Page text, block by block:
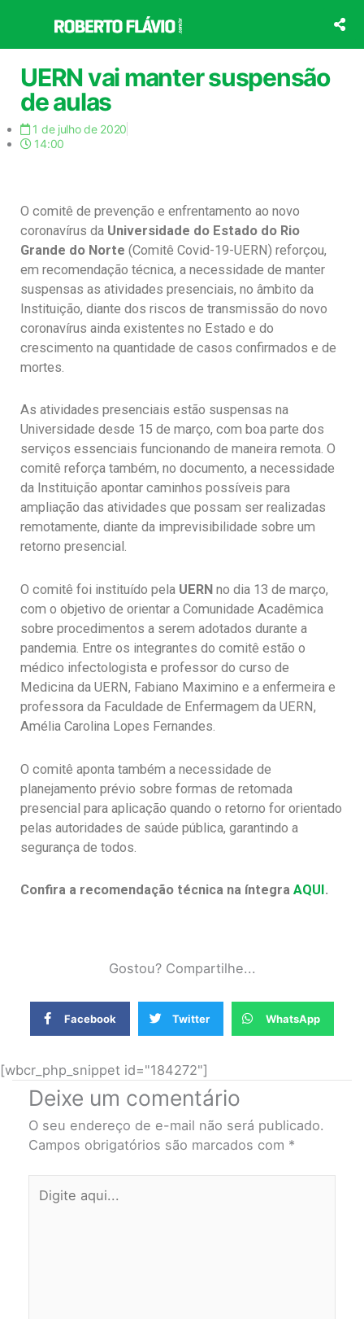
o
conteúdo
UERN vai manter suspensão
de aulas
1 de julho de 2020
14:00
O comitê de prevenção e enfrentamento ao novo
coronavírus da Universidade do Estado do Rio
Grande do Norte (Comitê Covid-19-UERN) reforçou,
em recomendação técnica, a necessidade de manter
suspensas as atividades presenciais, no âmbito da
Instituição, diante dos riscos de transmissão do novo
coronavírus ainda existentes no Estado e do
crescimento na quantidade de casos confirmados e de
mortes.
As atividades presenciais estão suspensas na
Universidade desde 15 de março, com boa parte dos
serviços essenciais funcionando de maneira remota. O
comitê reforça também, no documento, a necessidade
da Instituição apontar caminhos possíveis para
ampliação das atividades que possam ser realizadas
remotamente, diante da imprevisibilidade sobre um
retorno presencial.
O comitê foi instituído pela UERN no dia 13 de março,
com o objetivo de orientar a Comunidade Acadêmica
sobre procedimentos a serem adotados durante a
pandemia. Entre os integrantes do comitê estão o
médico infectologista e professor do curso de
Medicina da UERN, Fabiano Maximino e a enfermeira e
professora da Faculdade de Enfermagem da UERN,
Amélia Carolina Lopes Fernandes.
O comitê aponta também a necessidade de
planejamento prévio sobre formas de retomada
presencial para aplicação quando o retorno for orientado
pelas autoridades de saúde pública, garantindo a
segurança de todos.
Confira a recomendação técnica na íntegra AQUI .
Gostou? Compartilhe...
Facebook Twitter WhatsApp
[wbcr_php_snippet id="184272"]
Deixe um comentário
O seu endereço de e-mail não será publicado.
Campos obrigatórios são marcados com *
aqui...